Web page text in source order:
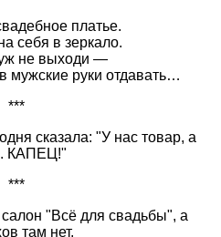
платье.
себя в зеркало.
не выходи —
мужские руки отдавать…
***
сказала: "У нас товар, а
КАПЕЦ!"
***
"Всё для свадьбы", а
там нет.